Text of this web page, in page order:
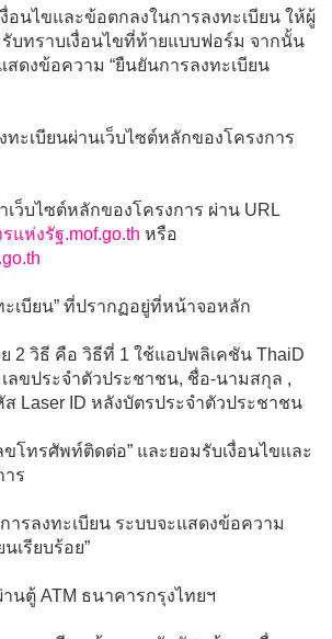
งื่อนไขและข้อตกลงในการลงทะเบียน ให้ผู้
บทราบเงื่อนไขที่ท้ายแบบฟอร์ม จากนั้น
สดงข้อความ “ยืนยันการลงทะเบียน
ะเบียนผ่านเว็บไซต์หลักของโครงการ
เว็บไซต์หลักของโครงการ ผ่าน URL
แห่งรัฐ.mof.go.th หรือ
ะเบียน” ที่ปรากฏอยู่ที่หน้าจอหลัก
2 วิธี คือ วิธีที่ 1 ใช้แอปพลิเคชัน ThaiD
ลขประจำตัวประชาชน, ชื่อ-นามสกุล ,
ส Laser ID หลังบัตรประจำตัวประชาชน
ขโทรศัพท์ติดต่อ” และยอมรับเงื่อนไขและ
าร
ารลงทะเบียน ระบบจะแสดงข้อความ
เรียบร้อย”
นตู้ ATM ธนาคารกรุงไทยฯ